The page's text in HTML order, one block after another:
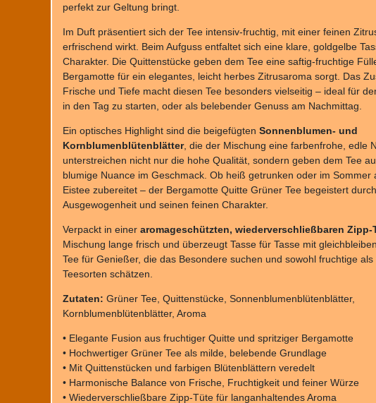
perfekt zur Geltung bringt.
Im Duft präsentiert sich der Tee intensiv-fruchtig, mit einer feinen
erfrischend wirkt. Beim Aufguss entfaltet sich eine klare, goldgelbe
Charakter. Die Quittenstücke geben dem Tee eine saftig-fruchtige
Bergamotte für ein elegantes, leicht herbes Zitrusaroma sorgt. Das
Frische und Tiefe macht diesen Tee besonders vielseitig – ideal für
in den Tag zu starten, oder als belebender Genuss am Nachmittag.
Ein optisches Highlight sind die beigefügten Sonnenblumen- und
Kornblumenblütenblätter, die der Mischung eine farbenfrohe, edle
unterstreichen nicht nur die hohe Qualität, sondern geben dem Tee
blumige Nuance im Geschmack. Ob heiß getrunken oder im Sommer
Eistee zubereitet – der Bergamotte Quitte Grüner Tee begeistert
Ausgewogenheit und seinen feinen Charakter.
Verpackt in einer aromageschützten, wiederverschließbaren Zipp-
Mischung lange frisch und überzeugt Tasse für Tasse mit
Tee für Genießer, die das Besondere suchen und sowohl fruchtige
Teesorten schätzen.
Zutaten: Grüner Tee, Quittenstücke, Sonnenblumenblütenblätter,
Kornblumenblütenblätter, Aroma
• Elegante Fusion aus fruchtiger Quitte und spritziger Bergamotte
• Hochwertiger Grüner Tee als milde, belebende Grundlage
• Mit Quittenstücken und farbigen Blütenblättern veredelt
• Harmonische Balance von Frische, Fruchtigkeit und feiner Würze
• Wiederverschließbare Zipp-Tüte für langanhaltendes Aroma